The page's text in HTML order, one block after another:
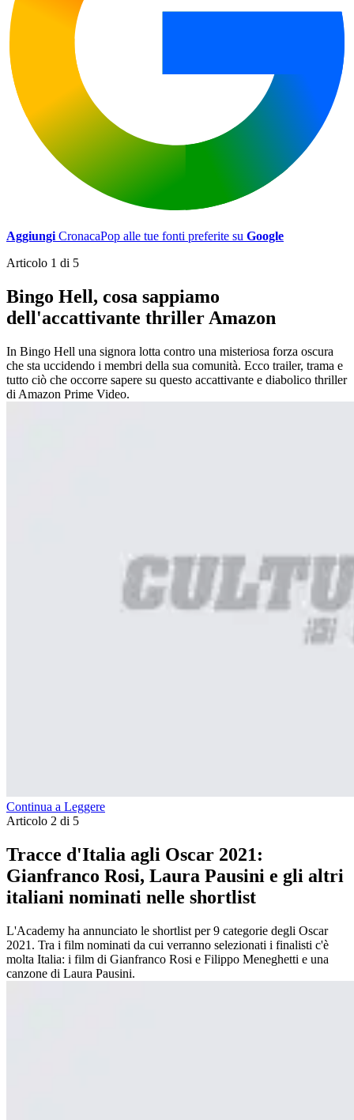
Aggiungi CronacaPop alle tue fonti preferite su Google
Articolo 1 di 5
Bingo Hell, cosa sappiamo
dell'accattivante thriller Amazon
In Bingo Hell una signora lotta contro una misteriosa forza oscura
che sta uccidendo i membri della sua comunità. Ecco trailer, trama e
tutto ciò che occorre sapere su questo accattivante e diabolico thriller
di Amazon Prime Video.
Continua a Leggere
Articolo 2 di 5
Tracce d'Italia agli Oscar 2021:
Gianfranco Rosi, Laura Pausini e gli altri
italiani nominati nelle shortlist
L'Academy ha annunciato le shortlist per 9 categorie degli Oscar
2021. Tra i film nominati da cui verranno selezionati i finalisti c'è
molta Italia: i film di Gianfranco Rosi e Filippo Meneghetti e una
canzone di Laura Pausini.